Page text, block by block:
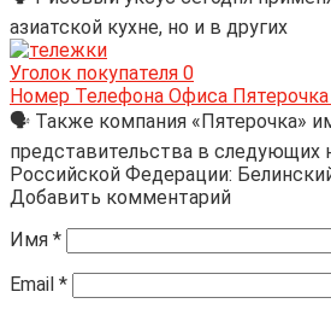
азиатской кухне, но и в других
Уголок покупателя 0
Номер Телефона Офиса
🗣 Также компания «Пятерочка»
представительства в следующих
Российской Федерации:
Добавить комментарий
Имя *
Email *